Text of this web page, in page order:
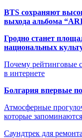
BTS сохраняют
выхода альбома
Гродно станет
национальных
Почему рейтинговые
в интернете
Болгария впервые
Атмосферные
которые
Саундтрек для